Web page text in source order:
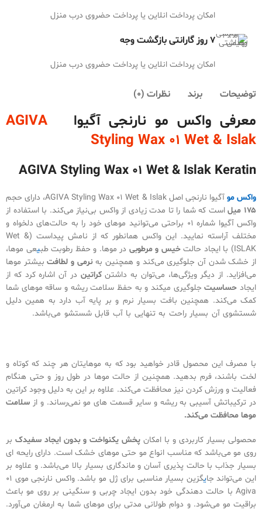
امکان پرداخت انلاین یا پرداخت حضروی درب منزل
7 روز گارانتی بازگشت وجه
امکان پرداخت انلاین یا پرداخت حضروی درب منزل
توضیحات برند نظرات (0)
معرفی واکس مو نارنجی آگیوا AGIVA
Styling Wax 01 Wet & Islak
AGIVA Styling Wax 01 Wet & Islak Keratin
واکس مو آگیوا نارنجی اصل AGIVA Styling Wax 01 Wet & Islak، دارای حجم
۱۷۵ میل
است که شما را تا مدت زیادی از واکس بی‌نیاز می‌کند. با استفاده از
واکس آگیوا شماره ۰۱ براحتی می‌توانید موهای خود را به حالت‌های دلخواه و
مختلف آراسته نمایید. این واکس همانطور که از نامش پیداست (Wet &
ISLAK) با ایجاد حالت
خیس و مرطوبی در موها. و حفظ رطوبت طبیعی موها،
از خشک شدن آن جلوگیری می‌کند و همچنین بهنرمی و لطافتبیشتر موها
می‌افزاید. از دیگر ویژگی‌ها، می‌توان به داشتنکراتین در آن اشاره کرد که از
ایجاد حساسیتجلوگیری میکند و به حفظ سلامت ریشه و ساقه موهای شما
کمک می‌کند. همچنین بافت بسیار نرم و بر پایه آب دارد به همین دلیل
شستشوی آن بسیار راحت به تنهایی با آب قابل شستشو می‌باشد.
با مصرف این محصول قادر خواهید بود که به موهایتان هر چند که کوتاه و
لخت باشند، فرم بدهید. همچنین از حالت موها در طول روز و حتی هنگام
فعالیت و ورزش کردن نیز محافظت می‌کند. علاوه بر این به دلیل وجود کراتین
در ترکیباتش آسیبی به ریشه و سایر قسمت های مو نمی‌رساند. و از سلامت
موها محافظت می‌کند.
محصولی بسیار کاربردی و با امکان پخش یکنواخت و بدون ایجاد سفیدک بر
روی مو می‌باشد که مناسب انواع مو حتی موهای خشک است. دارای رایحه ای
بسیار جذاب با حالت پذیری آسان و ماندگاری بسیار بالا می‌باشد. و علاوه بر
این می‌تواند جای
گزین بسیار مناسبی برای ژل مو باشد. واکس نارنجی موی ۰۱
Agiva با حالت دهندگی خود بدون ایجاد چربی و سنگینی بر روی مو باعث
براقیت مو می‌شود. و دوام طولانی مدتی برای موهای شما به ارمغان می‌آورد.